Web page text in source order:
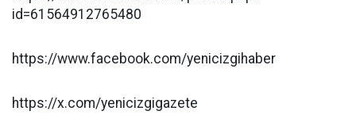
id=61564912765480
https://www.facebook.com/yenicizgihaber
https://x.com/yenicizgigazete